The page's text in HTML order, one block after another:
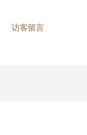
访客留言